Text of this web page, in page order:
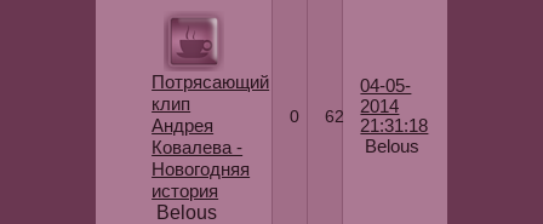
Потрясающий
клип
Андрея
Ковалева -
Новогодняя
история
Belous
0 62
04-05-
2014
21:31:18
Belous